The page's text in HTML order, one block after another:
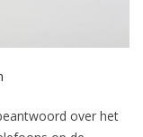
over het